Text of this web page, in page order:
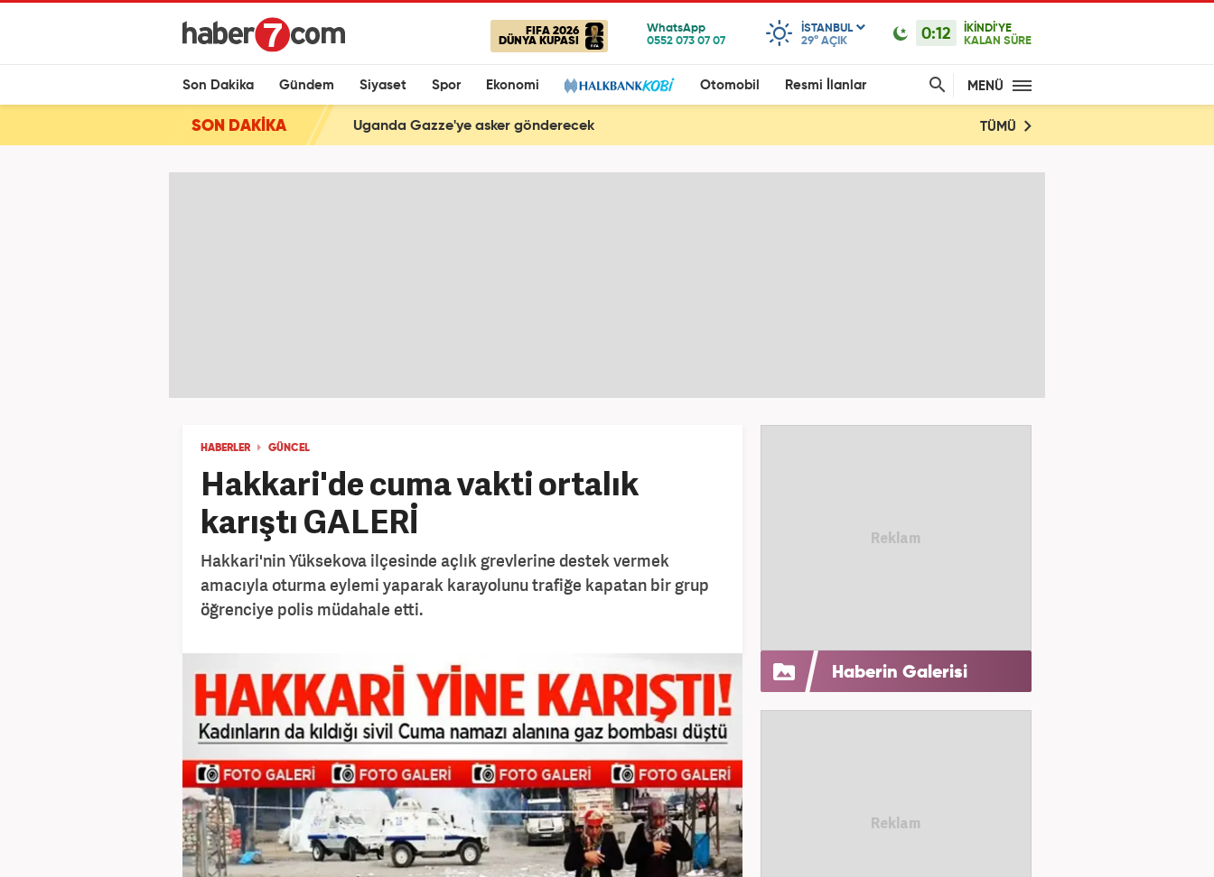
FIFA 2026
DÜNYA KUPASI
ISTANBUL
29° AÇIK 0:12
İKİNDİ'YE
KALAN SÜRE
Son Dakika Gündem Siyaset Spor Ekonomi Otomobil Resmi İlanlar MENÜ
SON DAKİKA Uganda Gazze'ye asker gönderecek TÜMÜ
HABERLER GÜNCEL
Hakkari'de cuma vakti ortalık
karıştı GALERİ
Hakkari'nin Yüksekova ilçesinde açlık grevlerine destek vermek
amacıyla oturma eylemi yaparak karayolunu trafiğe kapatan bir grup
öğrenciye polis müdahale etti.
Haberin Galerisi